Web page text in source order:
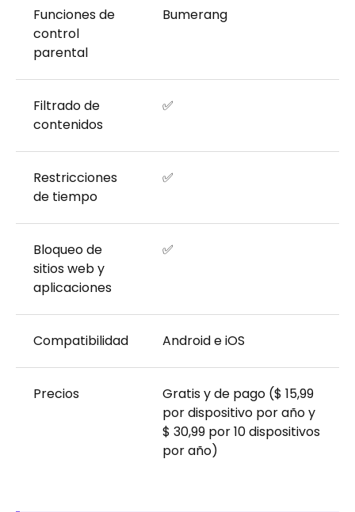
Funciones de
control
parental
Bumerang
Filtrado de
contenidos
✅
Restricciones
de tiempo
✅
Bloqueo de
sitios web y
aplicaciones
✅
Compatibilidad Android e iOS
Precios
Gratis y de pago ($ 15,99
por dispositivo por año y
$ 30,99 por 10 dispositivos
por año)